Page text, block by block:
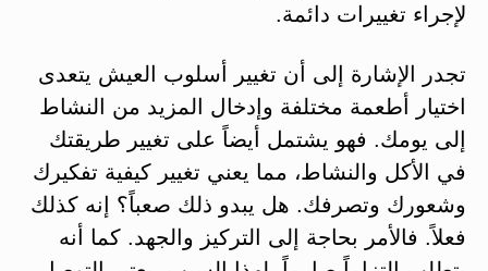
لإجراء تغييرات دائمة.
تجدر الإشارة إلى أن تغيير أسلوب العيش يتعدى
اختيار أطعمة مختلفة وإدخال المزيد من النشاط
إلى يومك. فهو يشتمل أيضاً على تغيير طريقتك
في الأكل والنشاط، مما يعني تغيير كيفية تفكيرك
وشعورك وتصرفك. هل يبدو ذلك صعباً؟ إنه كذلك
فعلاً. فالأمر بحاجة إلى التركيز والجهد. كما أنه